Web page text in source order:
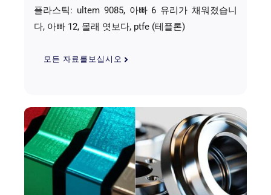
플라스틱: ultem 9085, 아빠 6 유리가 채워졌습니
다, 아빠 12, 몰래 엿보다, ptfe (테플론)
모든 자료를보십시오